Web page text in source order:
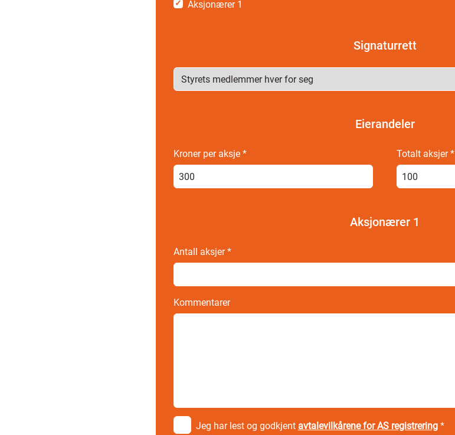
Aksjonærer 1
Signaturrett
Eierandeler
Kroner per aksje * Totalt aksjer*
Aksjonærer 1
Antall aksjer*
Kommentarer
Jeg har lest og godkjent avtalevilkårene for AS registrering*